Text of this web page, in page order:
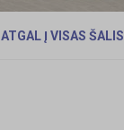
ATGAL Į VISAS ŠALIS